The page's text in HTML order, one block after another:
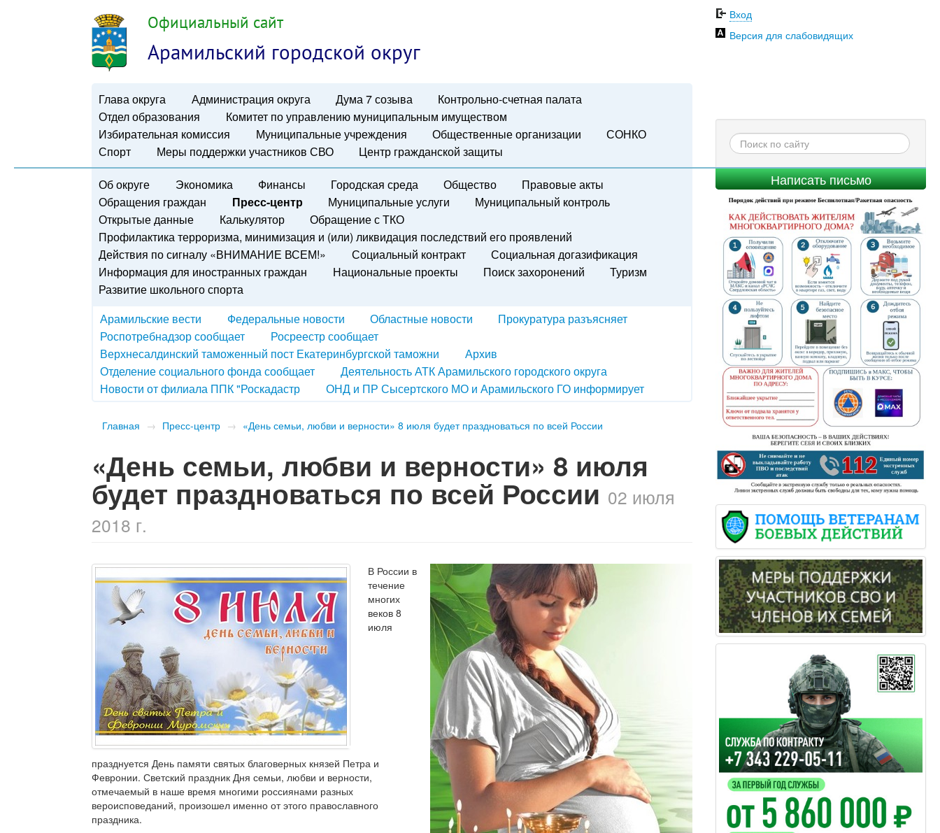
Официальный сайт
Арамильский городской округ
Глава округа Администрация округа Дума 7 созыва
Контрольно-счетная палата
Отдел образования
Комитет по управлению муниципальным имуществом
Избирательная комиссия
Муниципальные учреждения Общественные организации
СОНКО
Спорт
Меры поддержки участников СВО Центр гражданской защиты
Вход
Версия для слабовидящих
Написать письмо
Об округе Экономика Финансы Городская среда Общество
Правовые акты
Обращения граждан
Пресс-центр Муниципальные услуги
Муниципальный контроль
Открытые данные
Калькулятор
Обращение с ТКО
Профилактика терроризма, минимизация и (или) ликвидация последствий его проявлений
Действия по сигналу «ВНИМАНИЕ ВСЕМ!»
Социальный контракт
Социальная догазификация
Информация для иностранных граждан
Национальные проекты Поиск захоронений
Туризм
Развитие школьного спорта
Арамильские вести
Федеральные новости Областные новости
Прокуратура разъясняет
Роспотребнадзор сообщает
Росреестр сообщает
Верхнесалдинский таможенный пост Екатеринбургской таможни
Архив
Отделение социального фонда сообщает
Деятельность АТК Арамильского городского округа
Новости от филиала ППК "Роскадастр
ОНД и ПР Сысертского МО и Арамильского ГО информирует
Главная → Пресс-центр → «День семьи, любви и верности» 8 июля будет праздноваться по всей России
«День семьи, любви и верности» 8 июля
будет праздноваться по всей России 02 июля
2018 г.
В России в
течение
многих
веков 8
июля
празднуется День памяти святых благоверных князей Петра и
Февронии. Светский праздник Дня семьи, любви и верности,
отмечаемый в наше время многими россиянами разных
вероисповеданий, произошел именно от этого православного
праздника.